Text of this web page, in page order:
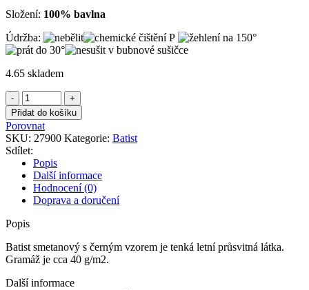
Složení: 100% bavlna
Údržba:
4.65 skladem
Batist
smetanový
s
černým
vzorem
množství
Přidat do košíku
Porovnat
SKU: 27900 Kategorie: Batist
Sdílet:
Popis
Další informace
Hodnocení (0)
Doprava a doručení
Popis
Batist smetanový s černým vzorem je tenká letní průsvitná látka.
Gramáž je cca 40 g/m2.
Další informace